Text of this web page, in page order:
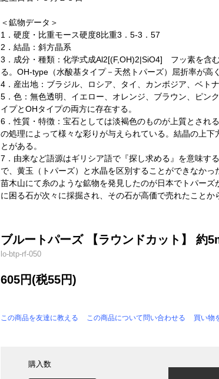
＜鉱物データ＞
1．硬度・比重モース硬度8比重3．5-3．57
2．結晶：斜方晶系
3．成分・種類：化学式成Al2[(F,OH)2|SiO4] フッ素を含
る。OH-type（水酸基タイプ－天然トパーズ）屈折率が高
4．産出地：ブラジル、ロシア、タイ、カンボジア、ベト
5．色：無色透明、イエロー、オレンジ、ブラウン、ピン
イプとOHタイプの両方に存在する。
6．性質・特徴：宝石としては淡褐色のものが上質とされ
の処理によって様々な彩りが与えられている。結晶の上
とがある。
7．由来など語源はギリシア語で『探し求める』を意味す
で、黄玉（トパーズ）と水晶を区別することができなか
苗木山にて糸のような鉱物を発見したのが日本でトパー
に困る石が次々に採掘され、その石が高価で売れたことか
ブルートパーズ 【ラウンドカット】 約
lo-btp-rf-050
605円(税55円)
この商品を友達に教える この商品について問い合わせる 買い物
購入数